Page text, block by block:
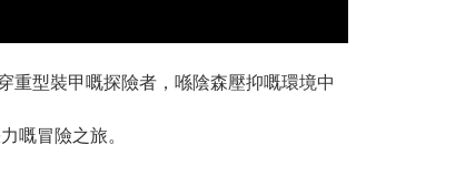
重型裝甲嘅探險者，喺陰森壓抑嘅環境中
嘅冒險之旅。